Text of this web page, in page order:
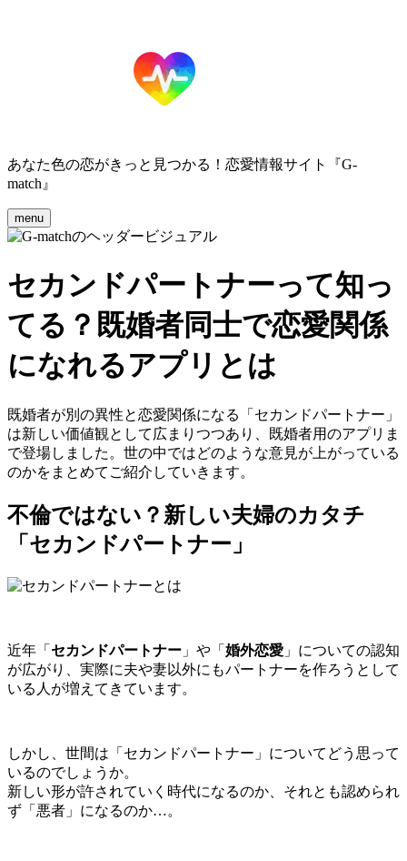
あなた色の恋がきっと見つかる！恋愛情報サイト『G-
match』
menu
セカンドパートナーって知っ
てる？既婚者同士で恋愛関係
になれるアプリとは
既婚者が別の異性と恋愛関係になる「セカンドパートナー」
は新しい価値観として広まりつつあり、既婚者用のアプリま
で登場しました。世の中ではどのような意見が上がっている
のかをまとめてご紹介していきます。
不倫ではない？新しい夫婦のカタチ
「セカンドパートナー」
近年「 セカンドパートナー 」や「 婚外恋愛 」についての認知
が広がり、実際に夫や妻以外にもパートナーを作ろうとして
いる人が増えてきています。
しかし、世間は「セカンドパートナー」についてどう思って
いるのでしょうか。
新しい形が許されていく時代になるのか、それとも認められ
ず「悪者」になるのか…。